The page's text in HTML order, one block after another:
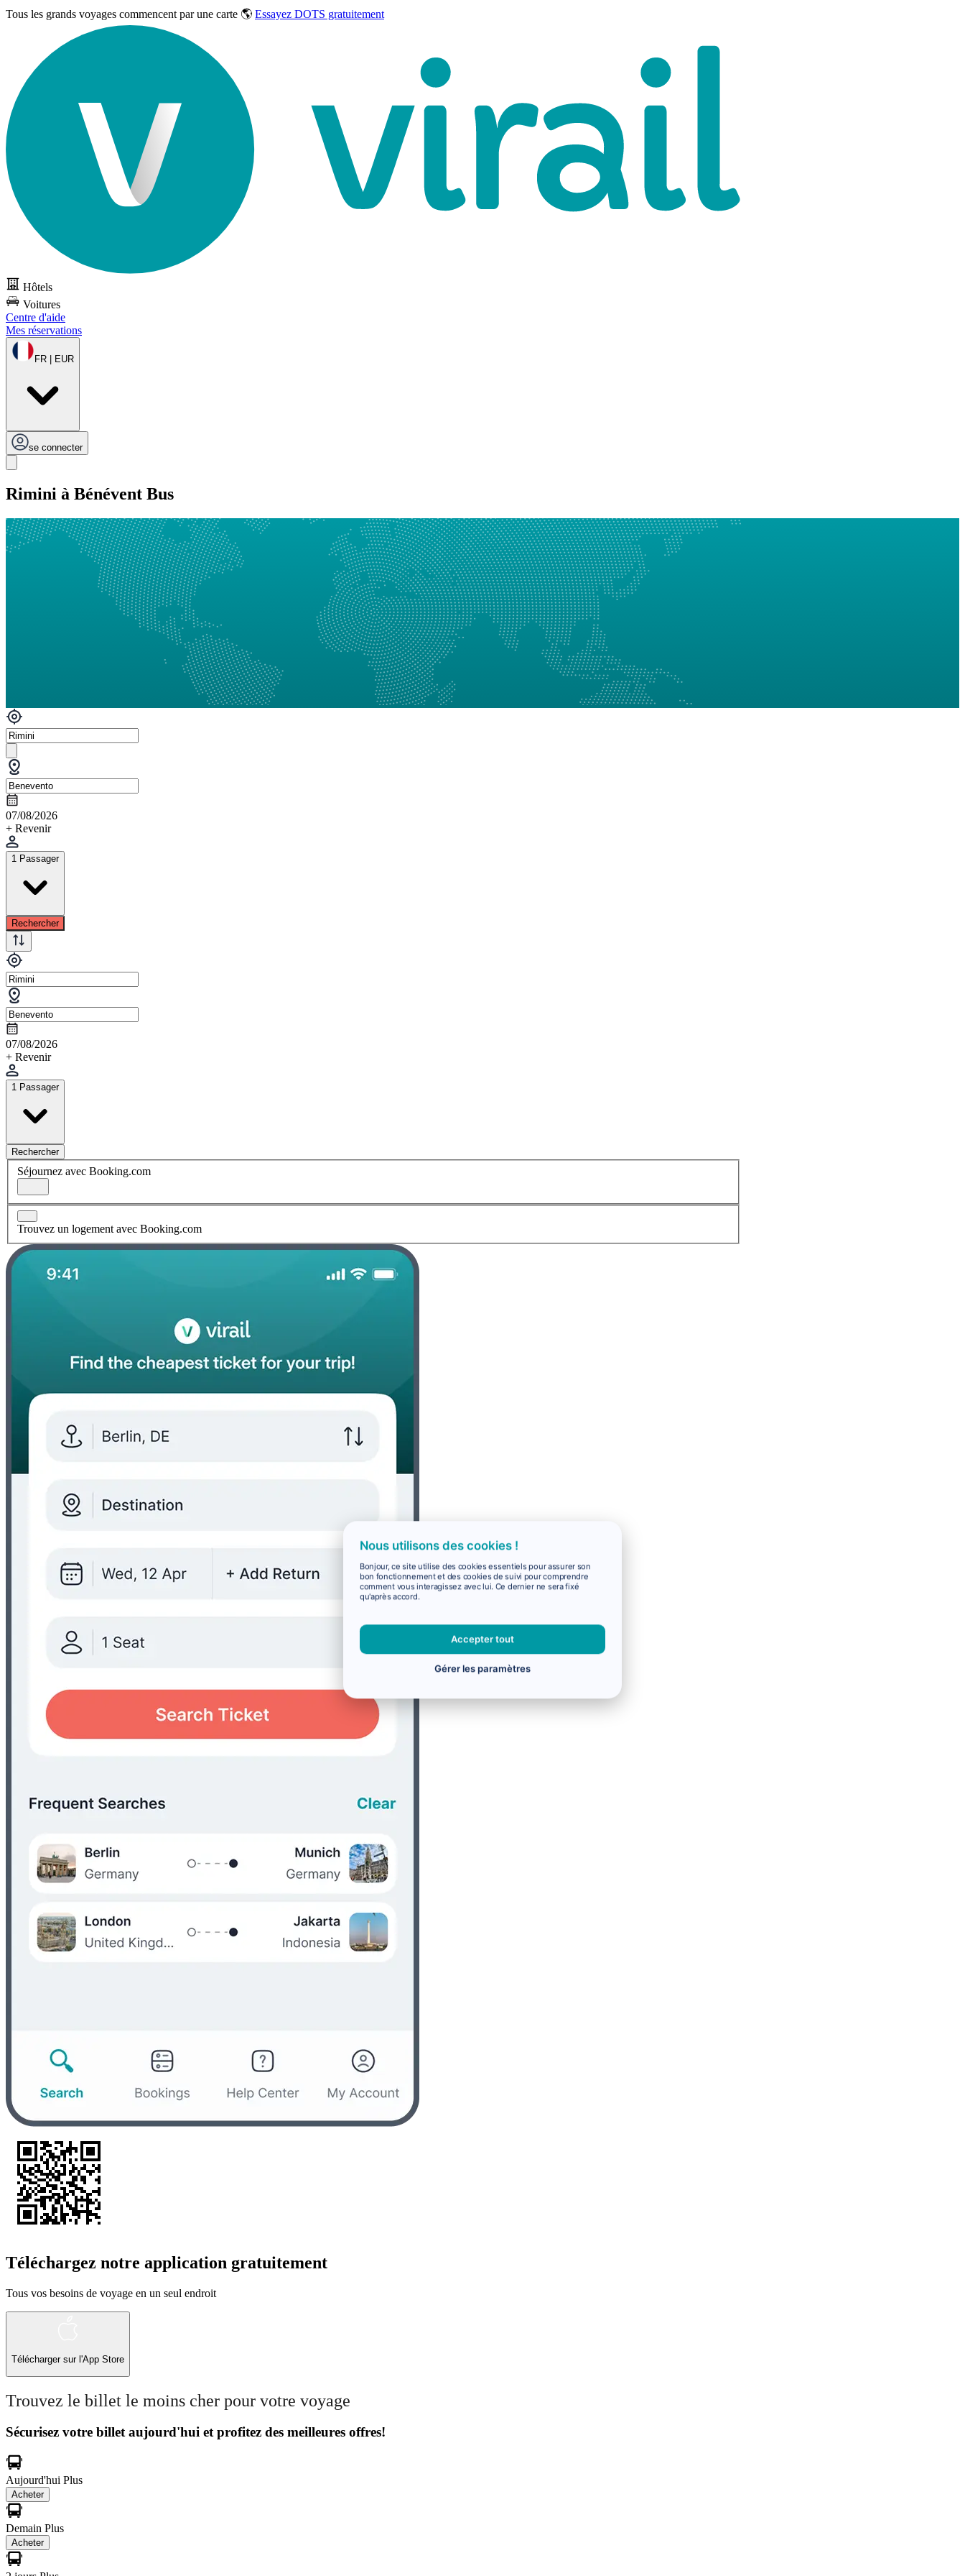
Tous les grands voyages commencent par une carte 🌎 Essayez DOTS gratuitement
Hôtels
Voitures
Centre d'aide
Mes réservations
FR | EUR
se connecter
Rimini à Bénévent Bus
07/08/2026
+ Revenir
1 Passager
Rechercher
07/08/2026
+ Revenir
1 Passager
Rechercher
Séjournez avec Booking.com
Trouvez un logement avec Booking.com
Téléchargez notre application gratuitement
Tous vos besoins de voyage en un seul endroit
Télécharger sur l'App Store
Trouvez le billet le moins cher pour votre voyage
Sécurisez votre billet aujourd'hui et profitez des meilleures offres!
Aujourd'hui Plus
Acheter
Demain Plus
Acheter
Nous utilisons des cookies !
Bonjour, ce site utilise des cookies essentiels pour assurer son
bon fonctionnement et des cookies de suivi pour comprendre
comment vous interagissez avec lui. Ce dernier ne sera fixé
qu'après accord.
Accepter tout
Gérer les paramètres